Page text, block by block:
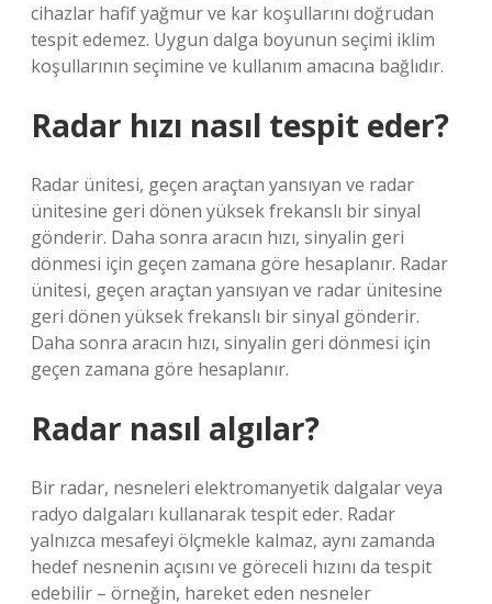
cihazlar hafif yağmur ve kar koşullarını doğrudan
tespit edemez. Uygun dalga boyunun seçimi iklim
koşullarının seçimine ve kullanım amacına bağlıdır.
Radar hızı nasıl tespit eder?
Radar ünitesi, geçen araçtan yansıyan ve radar
ünitesine geri dönen yüksek frekanslı bir sinyal
gönderir. Daha sonra aracın hızı, sinyalin geri
dönmesi için geçen zamana göre hesaplanır. Radar
ünitesi, geçen araçtan yansıyan ve radar ünitesine
geri dönen yüksek frekanslı bir sinyal gönderir.
Daha sonra aracın hızı, sinyalin geri dönmesi için
geçen zamana göre hesaplanır.
Radar nasıl algılar?
Bir radar, nesneleri elektromanyetik dalgalar veya
radyo dalgaları kullanarak tespit eder. Radar
yalnızca mesafeyi ölçmekle kalmaz, aynı zamanda
hedef nesnenin açısını ve göreceli hızını da tespit
edebilir – örneğin, hareket eden nesneler